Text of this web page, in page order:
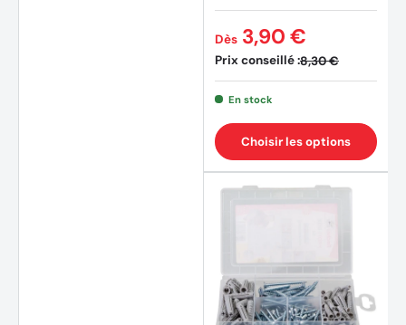
Prix conseillé :8,30 €
Dès 3,90 €
En stock
Choisir les options